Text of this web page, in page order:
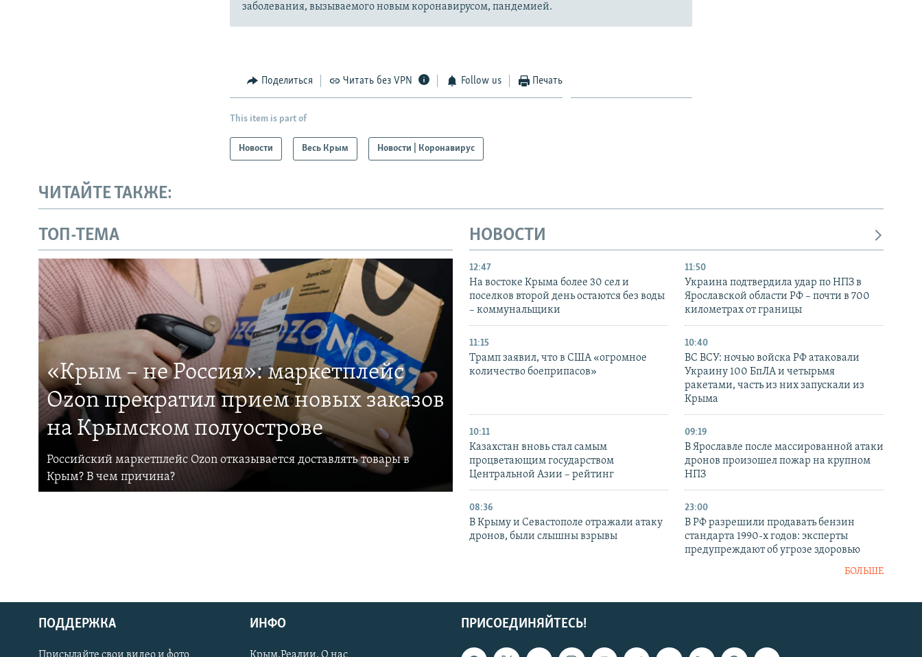
Українською
заболевания, вызываемого новым коронавирусом, пандемией.
Поделиться Читать без VPN Follow us Печать
This item is part of
Новости Весь Крым Новости | Коронавирус
ЧИТАЙТЕ ТАКЖЕ:
ТОП-ТЕМА
«Крым – не Россия»: маркетплейс
Ozon прекратил прием новых заказов
на Крымском полуострове
Российский маркетплейс Ozon отказывается доставлять товары в
Крым? В чем причина?
НОВОСТИ
12:47
На востоке Крыма более 30 сел и
поселков второй день остаются без воды
– коммунальщики
11:50
Украина подтвердила удар по НПЗ в
Ярославской области РФ – почти в 700
километрах от границы
11:15
Трамп заявил, что в США «огромное
количество боеприпасов»
10:40
ВС ВСУ: ночью войска РФ атаковали
Украину 100 БпЛА и четырьмя
ракетами, часть из них запускали из
Крыма
10:11
Казахстан вновь стал самым
процветающим государством
Центральной Азии – рейтинг
09:19
В Ярославле после массированной атаки
дронов произошел пожар на крупном
НПЗ
08:36
В Крыму и Севастополе отражали атаку
дронов, были слышны взрывы
23:00
В РФ разрешили продавать бензин
стандарта 1990-х годов: эксперты
предупреждают об угрозе здоровью
БОЛЬШЕ
ПРИСОЕДИНЯЙТЕСЬ!
ПОДДЕРЖКА ИНФО